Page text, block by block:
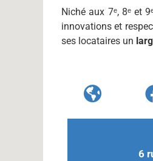
Niché aux 7ᵉ, 8ᵉ et
innovations et
ses locataires un
6